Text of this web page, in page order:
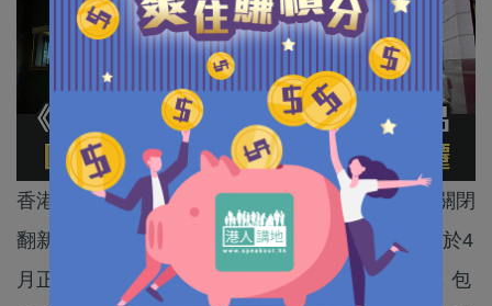
香港歷史博物館常設展《香港故事》自2020年起關閉
翻新，相隔6年後今年重新開放。第二階段展覽已於4
月正式登場，以全新策展方向呈現城市發展脈絡，包